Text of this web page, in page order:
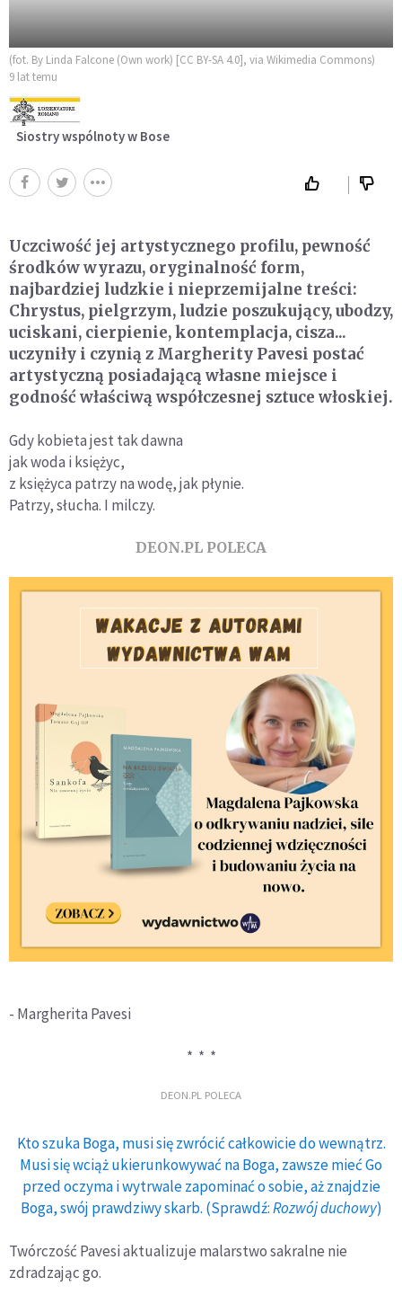
(fot. By Linda Falcone (Own work) [CC BY-SA 4.0], via Wikimedia Commons)
9 lat temu
Siostry wspólnoty w Bose
Uczciwość jej artystycznego profilu, pewność
środków wyrazu, oryginalność form,
najbardziej ludzkie i nieprzemijalne treści:
Chrystus, pielgrzym, ludzie poszukujący, ubodzy,
uciskani, cierpienie, kontemplacja, cisza...
uczyniły i czynią z Margherity Pavesi postać
artystyczną posiadającą własne miejsce i
godność właściwą współczesnej sztuce włoskiej.
Gdy kobieta jest tak dawna
jak woda i księżyc,
z księżyca patrzy na wodę, jak płynie.
Patrzy, słucha. I milczy.
DEON.PL POLECA
- Margherita Pavesi
* * *
DEON.PL POLECA
Kto szuka Boga, musi się zwrócić całkowicie do wewnątrz.
Musi się wciąż ukierunkowywać na Boga, zawsze mieć Go
przed oczyma i wytrwale zapominać o sobie, aż znajdzie
Boga, swój prawdziwy skarb. (Sprawdź:Rozwój duchowy)
Twórczość Pavesi aktualizuje malarstwo sakralne nie
zdradzając go.